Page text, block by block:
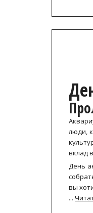
люди,
вклад
День
вы
...